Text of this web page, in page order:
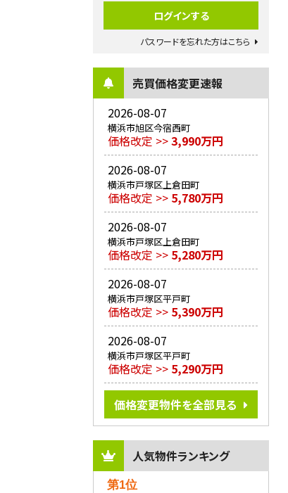
パスワードを忘れた方はこちら
売買価格変更速報
2026-08-07
横浜市旭区今宿西町
価格改定 >>3,990万円
2026-08-07
横浜市戸塚区上倉田町
価格改定 >> 5,780万円
2026-08-07
横浜市戸塚区上倉田町
価格改定 >> 5,280万円
2026-08-07
横浜市戸塚区平戸町
価格改定 >> 5,390万円
2026-08-07
横浜市戸塚区平戸町
価格改定 >> 5,290万円
価格変更物件を全部見る
人気物件ランキング
第1位